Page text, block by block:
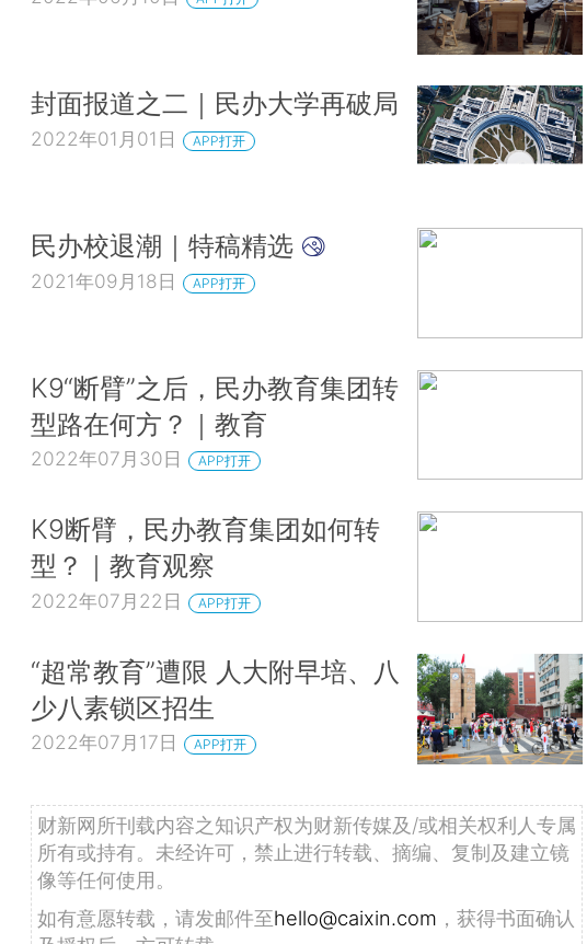
封面报道之二｜民办大学再破局
2022年01月01日 APP打开
民办校退潮｜特稿精选
2021年09月18日 APP打开
K9“断臂”之后，民办教育集团转
型路在何方？｜教育
2022年07月30日 APP打开
K9断臂，民办教育集团如何转
型？｜教育观察
2022年07月22日 APP打开
“超常教育”遭限 人大附早培、八
少八素锁区招生
2022年07月17日 APP打开
财新网所刊载内容之知识产权为财新传媒及/或相关权利人专属
所有或持有。未经许可，禁止进行转载、摘编、复制及建立镜
像等任何使用。
如有意愿转载，请发邮件至hello@caixin.com ，获得书面确认